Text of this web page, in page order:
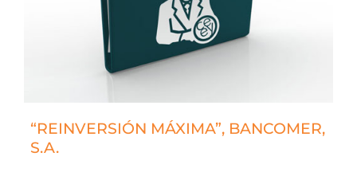
“REINVERSIÓN MÁXIMA”, BANCOMER,
S.A.